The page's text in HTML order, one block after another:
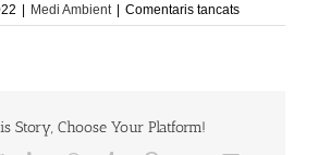
Medi Ambient Comentaris tancatsa
Punt
Story, Choose Your Platform!